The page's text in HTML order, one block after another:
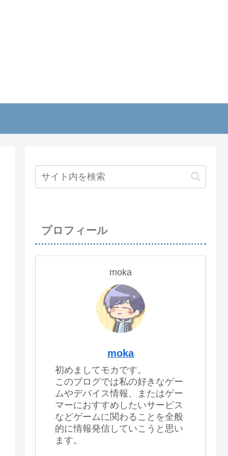
プロフィール
moka
moka
初めましてモカです。
このブログでは私の好きなゲー
ムやデバイス情報、またはゲー
マーにおすすめしたいサービス
などゲームに関わることを全般
的に情報発信していこうと思い
ます。